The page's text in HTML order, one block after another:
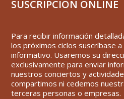
SUSCRIPCIÓN ONLINE
Para recibir información
los próximos ciclos suscríbase
informativo. Usaremos su
exclusivamente para enviar
nuestros conciertos y
compartimos ni cedemos
terceras personas o empresas.